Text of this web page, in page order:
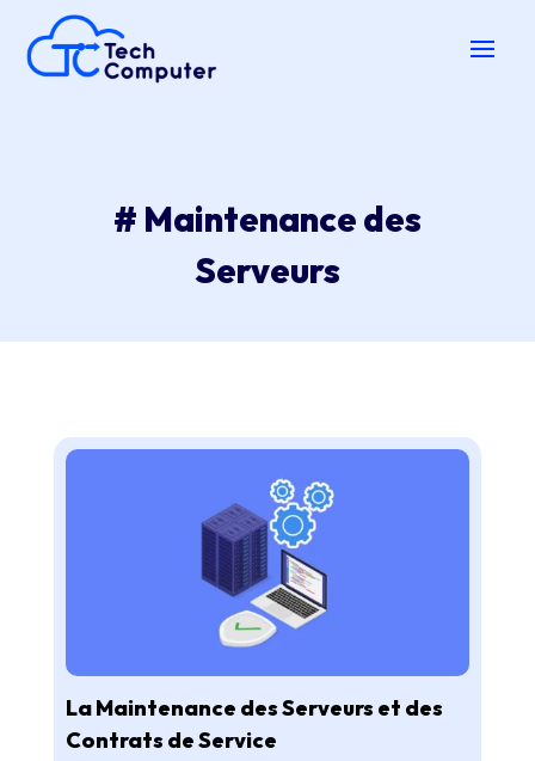
# Maintenance des
Serveurs
La Maintenance des Serveurs et des
Contrats de Service